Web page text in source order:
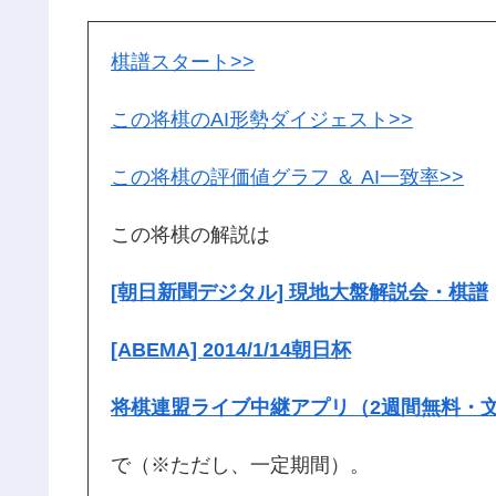
棋譜スタート>>
この将棋のAI形勢ダイジェスト>>
この将棋の評価値グラフ ＆ AI一致率>>
この将棋の解説は
[朝日新聞デジタル] 現地大盤解説会・棋譜
[ABEMA] 2014/1/14朝日杯
将棋連盟ライブ中継アプリ（2週間無料・
で（※ただし、一定期間）。